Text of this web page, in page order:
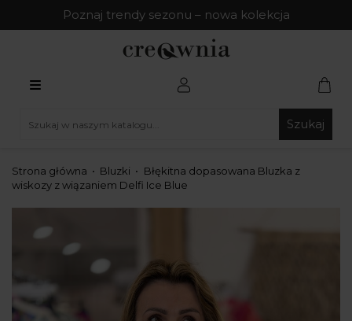
Poznaj trendy sezonu – nowa kolekcja
Szukaj
Strona główna Bluzki
Błękitna dopasowana Bluzka z
wiskozy z wiązaniem Delfi Ice Blue